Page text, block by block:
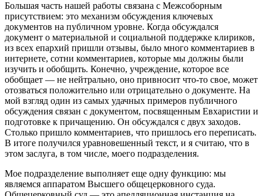
Большая часть нашей работы связана с Межсоборным
присутствием: это механизм обсуждения ключевых
документов на публичном уровне. Когда обсуждался
документ о материальной и социальной поддержке клириков,
из всех епархий пришли отзывы, было много комментариев в
интернете, сотни комментариев, которые мы должны были
изучить и обобщить. Конечно, учреждение, которое все
обобщает — не нейтрально, оно привносит что-то свое, может
отозваться положительно или отрицательно о документе. На
мой взгляд один из самых удачных примеров публичного
обсуждения связан с документом, посвященным Евхаристии и
подготовке к причащению. Он обсуждался с двух заходов.
Столько пришло комментариев, что пришлось его переписать.
В итоге получился уравновешенный текст, и я считаю, что в
этом заслуга, в том числе, моего подразделения.
Мое подразделение выполняет еще одну функцию: мы
являемся аппаратом Высшего общецерковного суда.